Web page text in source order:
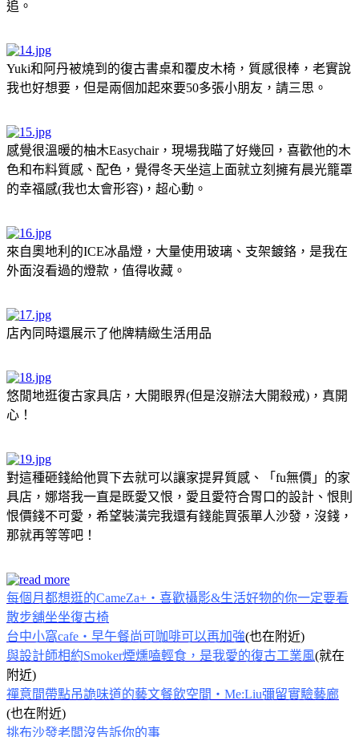
追。
Yuki和阿丹被燒到的復古書桌和覆皮木椅，質感很棒，老實說
我也好想要，但是兩個加起來要50多張小朋友，請三思。
感覺很溫暖的柚木Easychair，現場我瞄了好幾回，喜歡他的木
色和布料質感、配色，覺得冬天坐這上面就立刻擁有晨光籠罩
的幸福感(我也太會形容)，超心動。
來自奧地利的ICE冰晶燈，大量使用玻璃、支架鍍鉻，是我在
外面沒看過的燈款，值得收藏。
店內同時還展示了他牌精緻生活用品
悠閒地逛復古家具店，大開眼界(但是沒辦法大開殺戒)，真開
心！
對這種砸錢給他買下去就可以讓家提昇質感、「fu無價」的家
具店，娜塔我一直是既愛又恨，愛且愛符合胃口的設計、恨則
恨價錢不可愛，希望裝潢完我還有錢能買張單人沙發，沒錢，
那就再等等吧！
每個月都想逛的CameZa+‧喜歡攝影&生活好物的你一定要看
散步舖坐坐復古椅
台中小窩cafe‧早午餐尚可咖啡可以再加強(也在附近)
與設計師相約Smoker煙燻嗑輕食，是我愛的復古工業風(就在
附近)
禪意間帶點吊詭味道的藝文餐飲空間‧Me:Liu彌留實驗藝廊
(也在附近)
挑布沙發老闆沒告訴你的事